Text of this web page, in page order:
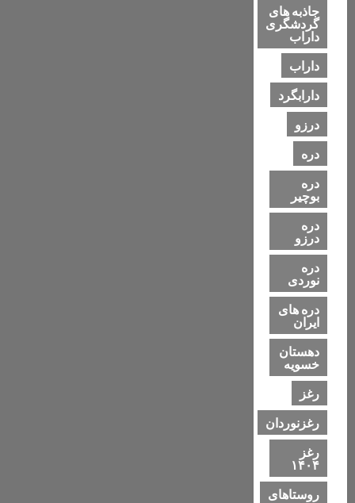
جاذبه های
گردشگری
داراب
داراب
دارابگرد
درزو
دره
دره
بوچیر
دره
درزو
دره
نوردی
دره های
ایران
دهستان
خسویه
رغز
رغزنوردان
رغز
۱۴۰۴
روستاهای